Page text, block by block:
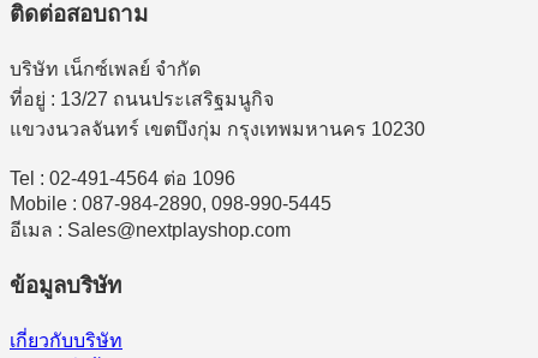
ติดต่อสอบถาม
บริษัท เน็กซ์เพลย์ จำกัด
ที่อยู่ : 13/27 ถนนประเสริฐมนูกิจ
แขวงนวลจันทร์ เขตบึงกุ่ม กรุงเทพมหานคร 10230
Tel : 02-491-4564 ต่อ 1096
Mobile : 087-984-2890, 098-990-5445
อีเมล : Sales@nextplayshop.com
ข้อมูลบริษัท
เกี่ยวกับบริษัท